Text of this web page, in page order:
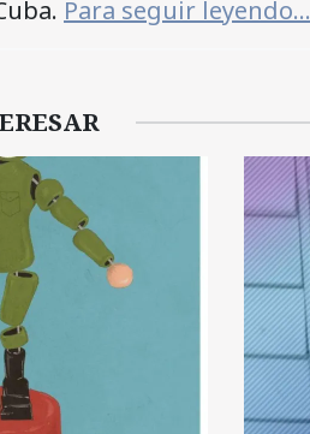
Para seguir leyendo…